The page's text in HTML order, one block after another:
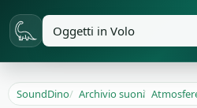
SoundDino/ Archivio suoni/